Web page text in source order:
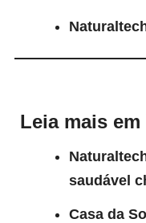
Leia mais em
saudável
Casa da